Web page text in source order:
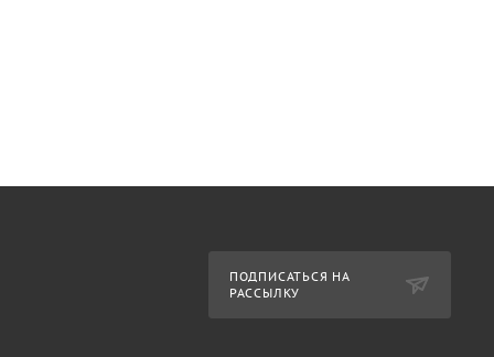
ПОДПИСАТЬСЯ НА
РАССЫЛКУ